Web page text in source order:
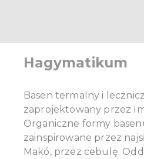
Hagymatikum
Basen termalny i
zaprojektowany przez
Organiczne formy
zainspirowane przez
Makó, przez cebulę.